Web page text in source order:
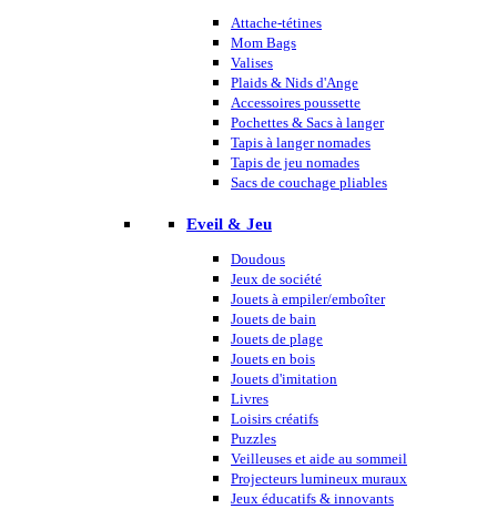
Attache-tétines
Mom Bags
Valises
Plaids & Nids d'Ange
Accessoires poussette
Pochettes & Sacs à langer
Tapis à langer nomades
Tapis de jeu nomades
Sacs de couchage pliables
Eveil & Jeu
Doudous
Jeux de société
Jouets à empiler/emboîter
Jouets de bain
Jouets de plage
Jouets en bois
Jouets d'imitation
Livres
Loisirs créatifs
Puzzles
Veilleuses et aide au sommeil
Projecteurs lumineux muraux
Jeux éducatifs & innovants